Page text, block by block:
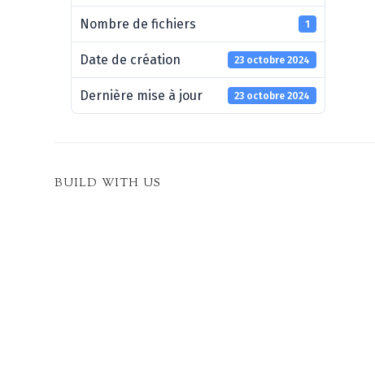
Nombre de fichiers 1
Date de création 23 octobre 2024
Dernière mise à jour 23 octobre 2024
BUILD WITH US